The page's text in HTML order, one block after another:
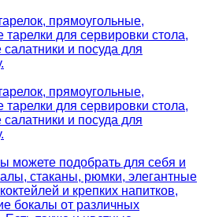
прямоугольные,
для сервировки стола,
и посуда для
прямоугольные,
для сервировки стола,
и посуда для
можете подобрать для себя и
стаканы, рюмки, элегантные
и крепких напитков,
бокалы от различных